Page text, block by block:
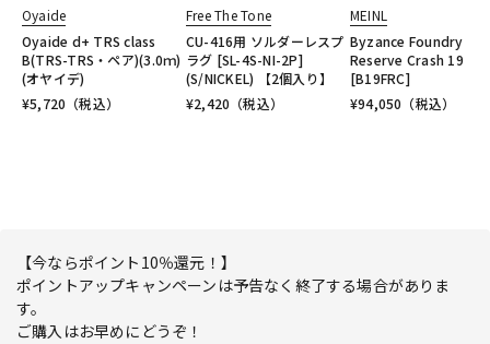
Oyaide
Oyaide d+ TRS class
B(TRS-TRS・ペア)(3.0ｍ)
(オヤイデ)
¥5,720 （税込）
Free The Tone
CU-416用 ソルダーレスプ
ラグ [SL-4S-NI-2P]
(S/NICKEL) 【2個入り】
¥2,420 （税込）
MEINL
Byzance Foundry
Reserve Crash 19
[B19FRC]
¥94,050 （税込）
【今ならポイント10％還元！】
ポイントアップキャンペーンは予告なく終了する場合がありま
す。
ご購入はお早めにどうぞ！